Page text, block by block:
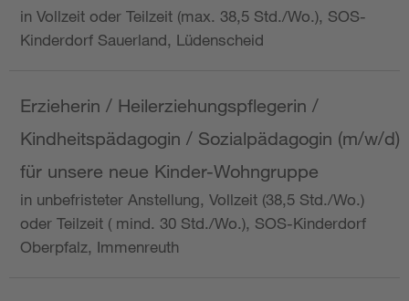
in Vollzeit oder Teilzeit (max. 38,5 Std./Wo.), SOS-
Kinderdorf Sauerland, Lüdenscheid
Erzieherin / Heilerziehungspflegerin /
Kindheitspädagogin / Sozialpädagogin (m/w/d)
für unsere neue Kinder-Wohngruppe
in unbefristeter Anstellung, Vollzeit (38,5 Std./Wo.)
oder Teilzeit ( mind. 30 Std./Wo.), SOS-Kinderdorf
Oberpfalz, Immenreuth